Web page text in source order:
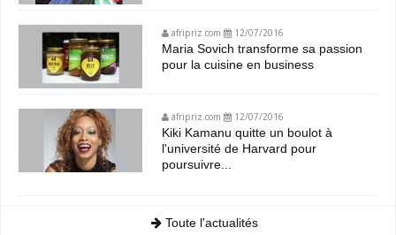
afripriz.com 12/07/2016
Maria Sovich transforme sa passion
pour la cuisine en business
afripriz.com 12/07/2016
Kiki Kamanu quitte un boulot à
l'université de Harvard pour
poursuivre...
Toute l'actualités